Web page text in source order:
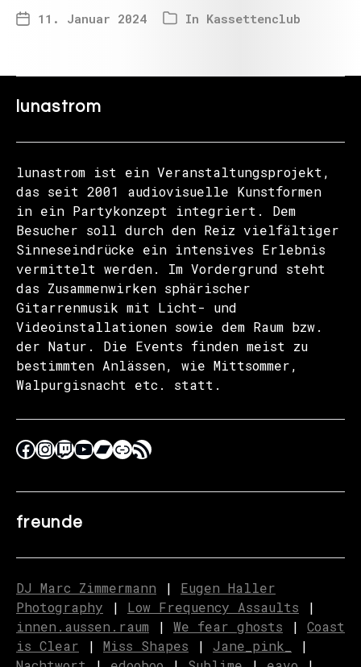
11. Januar 2024 In Kassettenclub
lunastrom
lunastrom ist ein Veranstaltungsprojekt,
das seit 2001 audiovisuelle Kunstformen
in ein Partykonzept integriert. Dem
Besucher soll durch den Reiz vielfältiger
Sinneseindrücke ein intensives Erlebnis
vermittelt werden. Im Vordergrund steht
das Zusammenwirken sphärischer
Gitarrenmusik mit Licht- und
Videoinstallationen sowie dem Raum bzw.
der Natur. Die Events finden meist zu
bestimmten Anlässen, wie Mittsommer,
Walpurgisnacht etc. statt.
freunde
DJ Marc Zimmermann | Eugen Haller
Photography | Low Frequency Assaults |
innen.aussen.raum | We fear ghosts | Coast
is Clear | Miss Shapes | Jane_pink_
|